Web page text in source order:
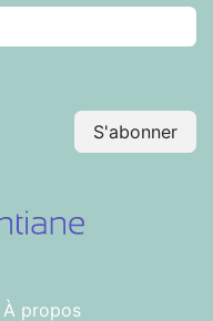
S'abonner
À propos